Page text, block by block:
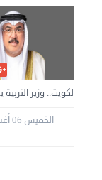
الكويت.. وزير التربية